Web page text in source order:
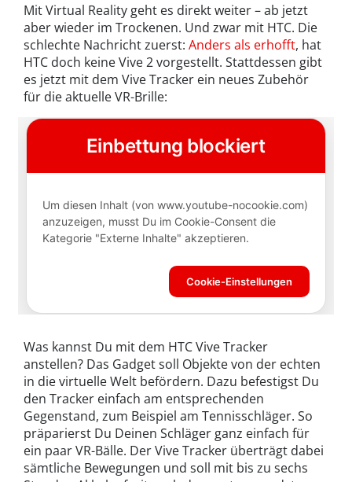
Mit Virtual Reality geht es direkt weiter – ab jetzt
aber wieder im Trockenen. Und zwar mit HTC. Die
schlechte Nachricht zuerst: Anders als erhofft, hat
HTC doch keine Vive 2 vorgestellt. Stattdessen gibt
es jetzt mit dem Vive Tracker ein neues Zubehör
für die aktuelle VR-Brille:
Was kannst Du mit dem HTC Vive Tracker
anstellen? Das Gadget soll Objekte von der echten
in die virtuelle Welt befördern. Dazu befestigst Du
den Tracker einfach am entsprechenden
Gegenstand, zum Beispiel am Tennisschläger. So
präparierst Du Deinen Schläger ganz einfach für
ein paar VR-Bälle. Der Vive Tracker überträgt dabei
sämtliche Bewegungen und soll mit bis zu sechs